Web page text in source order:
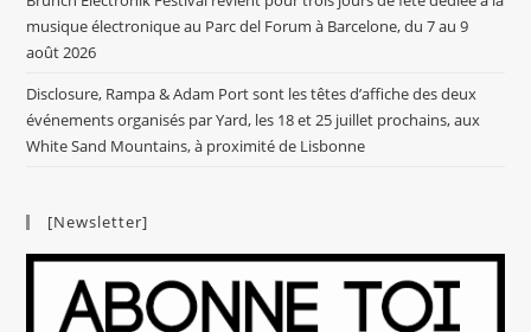
musique électronique au Parc del Forum à Barcelone, du 7 au 9
août 2026
Disclosure, Rampa & Adam Port sont les têtes d’affiche des deux
événements organisés par Yard, les 18 et 25 juillet prochains, aux
White Sand Mountains, à proximité de Lisbonne
[Newsletter]